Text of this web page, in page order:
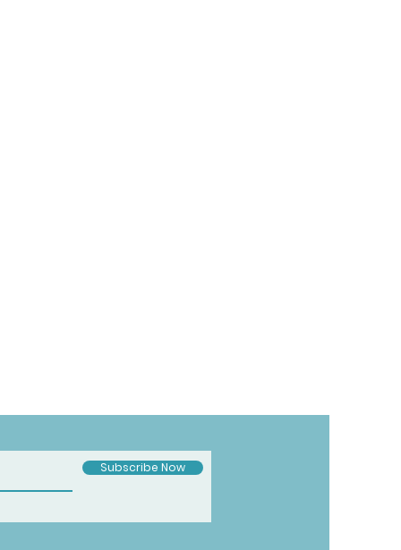
Subscribe Now